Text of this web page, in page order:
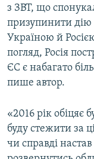
з ЗВТ, що
призупинити дію
Україною й
погляд, Росія
ЄС є набагато
пише автор.
«2016 рік обіцяє
буду стежити за
чи справді